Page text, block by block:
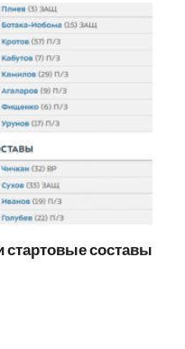
составы